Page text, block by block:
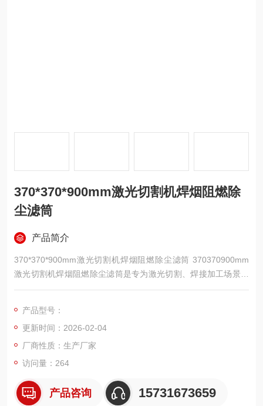
370*370*900mm激光切割机焊烟阻燃除
尘滤筒
产品简介
370*370*900mm激光切割机焊烟阻燃除尘滤筒 370370900mm
激光切割机焊烟阻燃除尘滤筒是专为激光切割、焊接加工场景研
发的方形定制化除尘滤筒，精准匹配焊烟净化设备的安装空间与
爆、高效截获焊烟粉尘、抗粘结、易清灰核心特性，可有效过滤
激光切割 / 焊接过程中产生的金属烟尘、高温粉尘及易燃颗粒
物，适配各类激光切割设备、焊烟
产品型号：
更新时间：2026-02-04
厂商性质：生产厂家
访问量：264
产品咨询 15731673659